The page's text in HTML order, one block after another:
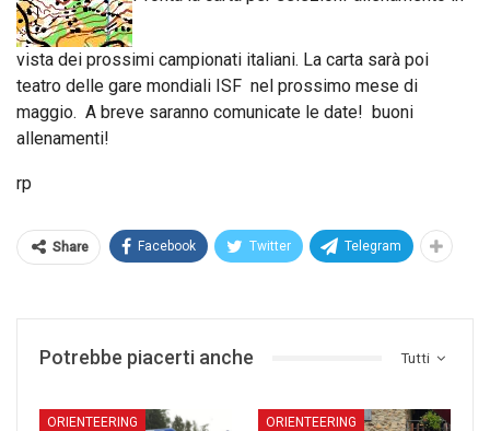
vista dei prossimi campionati italiani. La carta sarà poi
teatro delle gare mondiali ISF nel prossimo mese di
maggio. A breve saranno comunicate le date! buoni
allenamenti!
rp
Share Facebook Twitter Telegram
Tutti
Potrebbe piacerti anche
ORIENTEERING ORIENTEERING